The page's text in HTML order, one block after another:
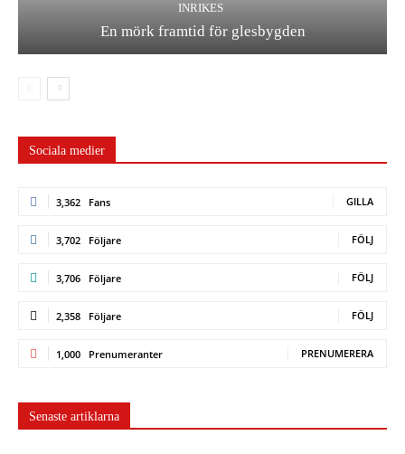
INRIKES
En mörk framtid för glesbygden
Sociala medier
3,362 Fans GILLA
3,702 Följare FÖLJ
3,706 Följare FÖLJ
2,358 Följare FÖLJ
1,000 Prenumeranter PRENUMERERA
Senaste artiklarna